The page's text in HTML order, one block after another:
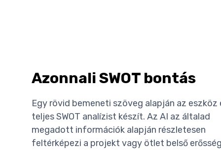
Azonnali SWOT bontás
Egy rövid bemeneti szöveg alapján az eszköz
teljes SWOT analízist készít. Az AI az általad
megadott információk alapján részletesen
feltérképezi a projekt vagy ötlet belső